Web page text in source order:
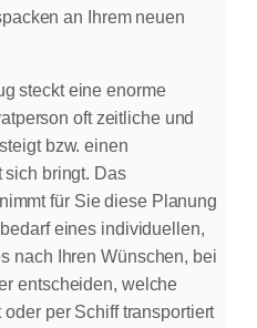
an Ihrem neuen
steckt eine enorme
oft zeitliche und
bzw. einen
sich bringt. Das
für Sie diese Planung
eines individuellen,
nach Ihren Wünschen, bei
entscheiden, welche
per Schiff transportiert